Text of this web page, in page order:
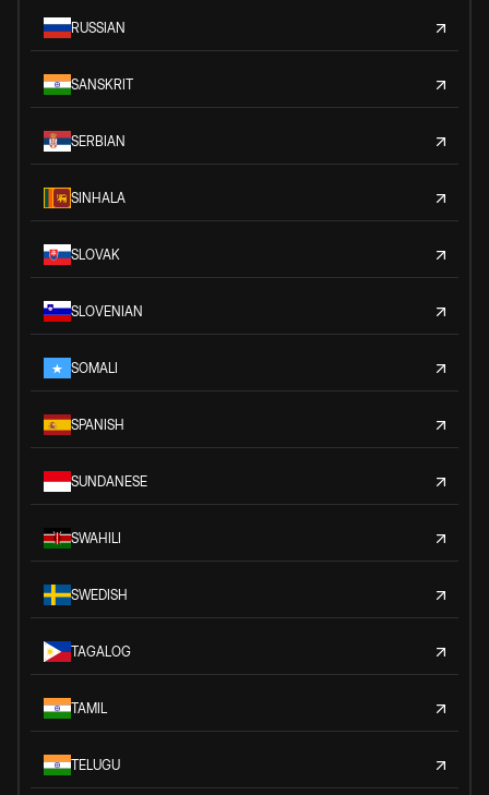
RUSSIAN
SANSKRIT
SERBIAN
SINHALA
SLOVAK
SLOVENIAN
SOMALI
SPANISH
SUNDANESE
SWAHILI
SWEDISH
TAGALOG
TAMIL
TELUGU